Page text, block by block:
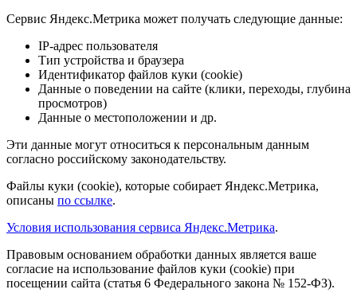
Сервис Яндекс.Метрика может получать следующие данные:
IP-адрес пользователя
Тип устройства и браузера
Идентификатор файлов куки (cookie)
Данные о поведении на сайте (клики, переходы, глубина
просмотров)
Данные о местоположении и др.
Эти данные могут относиться к персональным данным
согласно российскому законодательству.
Файлы куки (cookie), которые собирает Яндекс.Метрика,
описаны по ссылке.
Условия использования сервиса Яндекс.Метрика.
Правовым основанием обработки данных является ваше
согласие на использование файлов куки (cookie) при
посещении сайта (статья 6 Федерального закона № 152-ФЗ).